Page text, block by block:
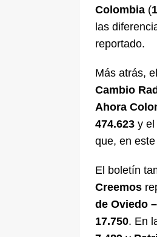
Colombia (
las
reportado.
Más atrás, el
Cambio
Ahora
474.623 y el
que, en
El boletín
Creemos
de Oviedo
17.750. En